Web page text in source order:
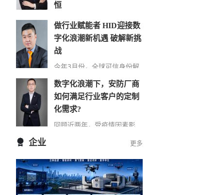
恒
在万物互联时代，网络安全的
重要性日益凸显，尤其在快速
发展的城市建设中，搭建的巨
大物联网络对其安全保障…
做行业赋能者 HID迎接数
字化浪潮新机遇 破解新挑
战
今年3月份，全球可信身份解
的《安防行业现状报告》（以
下简称“报告”），该报告…
数字化浪潮下，安防厂商
如何满足行业客户的定制
化需求?
回顾近两年，受疫情因素影
领域都遭受了来自市场 “不确
企业 更多